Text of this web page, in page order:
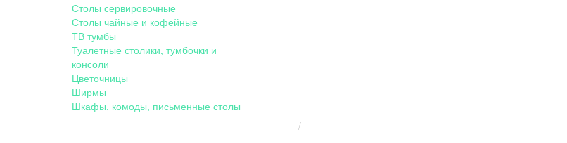
Столы сервировочные
Столы чайные и кофейные
ТВ тумбы
Туалетные столики, тумбочки и
консоли
Цветочницы
Ширмы
Шкафы, комоды, письменные столы